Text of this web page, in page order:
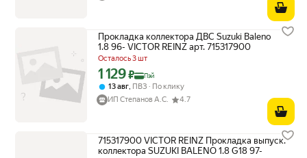
Прокладка коллектора ДВС Suzuki Baleno
1.8 96- VICTOR REINZ арт. 715317900
Осталось 3 шт
Цена с картой Яндекс Пэй 1129 ₽ вместо
1 129₽ Пэй
13 авг ПВЗ
По клику
ИП Степанов А.С.
4.7
715317900 VICTOR REINZ Прокладка выпуск.
коллектора SUZUKI BALENO 1.8 G18 97-